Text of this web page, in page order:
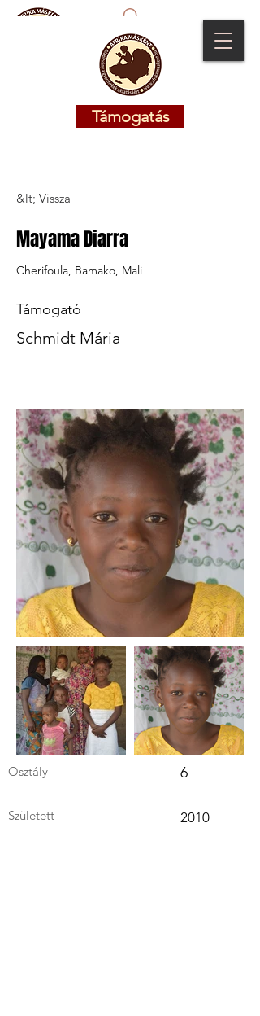
Támogatás
Támogatás
&lt; Vissza
Mayama Diarra
Cherifoula, Bamako, Mali
Támogató
Schmidt Mária
Osztály 6
Született 2010